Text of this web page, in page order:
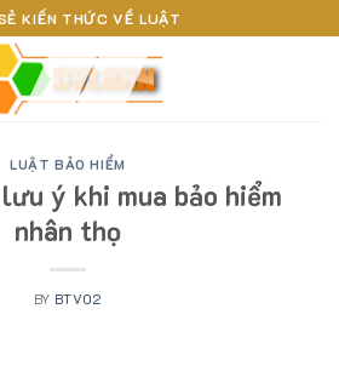
KIẾN THỨC VỀ LUẬT
LUẬT BẢO HIỂM
ý khi mua bảo hiểm
nhân thọ
BY BTV02